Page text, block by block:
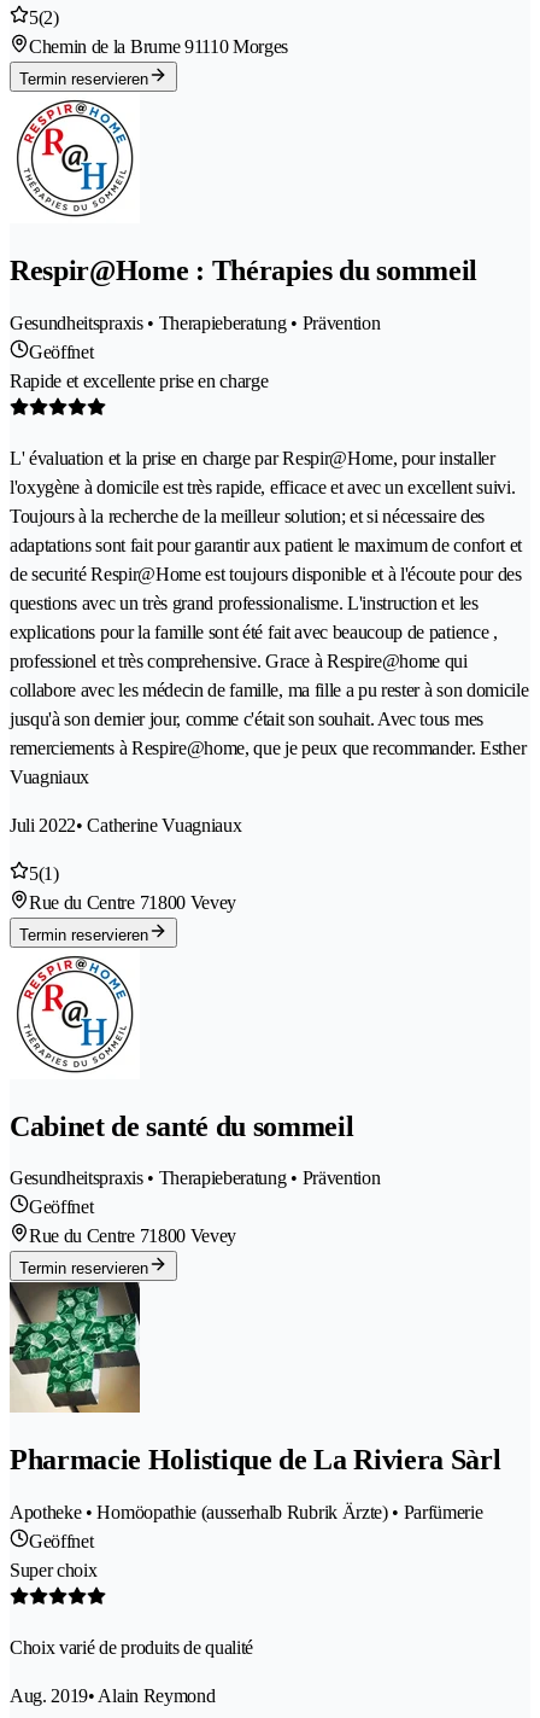
5(2)
Chemin de la Brume 91110 Morges
Termin reservieren
Respir@Home : Thérapies du sommeil
Gesundheitspraxis • Therapieberatung • Prävention
Geöffnet
Rapide et excellente prise en charge
L' évaluation et la prise en charge par Respir@Home, pour installer
l'oxygène à domicile est très rapide, efficace et avec un excellent suivi.
Toujours à la recherche de la meilleur solution; et si nécessaire des
adaptations sont fait pour garantir aux patient le maximum de confort et
de securité Respir@Home est toujours disponible et à l'écoute pour des
questions avec un très grand professionalisme. L'instruction et les
explications pour la famille sont été fait avec beaucoup de patience ,
professionel et très comprehensive. Grace à Respire@home qui
collabore avec les médecin de famille, ma fille a pu rester à son domicile
jusqu'à son dernier jour, comme c'était son souhait. Avec tous mes
remerciements à Respire@home, que je peux que recommander. Esther
Vuagniaux
Juli 2022• Catherine Vuagniaux
5(1)
Rue du Centre 71800 Vevey
Termin reservieren
Cabinet de santé du sommeil
Gesundheitspraxis • Therapieberatung • Prävention
Geöffnet
Rue du Centre 71800 Vevey
Termin reservieren
Pharmacie Holistique de La Riviera Sàrl
Apotheke • Homöopathie (ausserhalb Rubrik Ärzte) • Parfümerie
Geöffnet
Super choix
Choix varié de produits de qualité
Aug. 2019• Alain Reymond